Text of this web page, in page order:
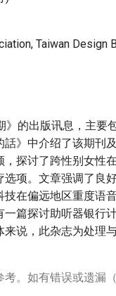
Taiwan Design
的出版讯息，主要
》中介绍了该期刊
探讨了跨性别女性
项。文章强调了良
在偏远地区重度语
篇探讨助听器银行
说，此杂志为处理
。如有错误或遗漏